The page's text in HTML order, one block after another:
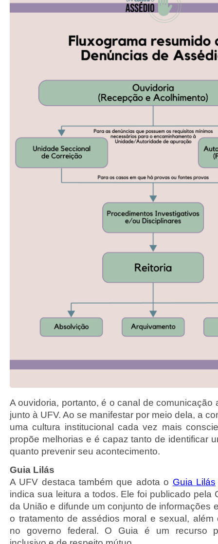
A ouvidoria, portanto, é o canal de comunicação
junto à UFV. Ao se manifestar por meio dela, a
uma cultura institucional cada vez mais
propõe melhorias e é capaz tanto de identificar
quanto prevenir seu acontecimento.
Guia Lilás
A UFV destaca também que adota o Guia Lilás
indica sua leitura a todos. Ele foi publicado pela
da União e difunde um conjunto de informações
o tratamento de assédios moral e sexual, além
no governo federal. O Guia é um recurso